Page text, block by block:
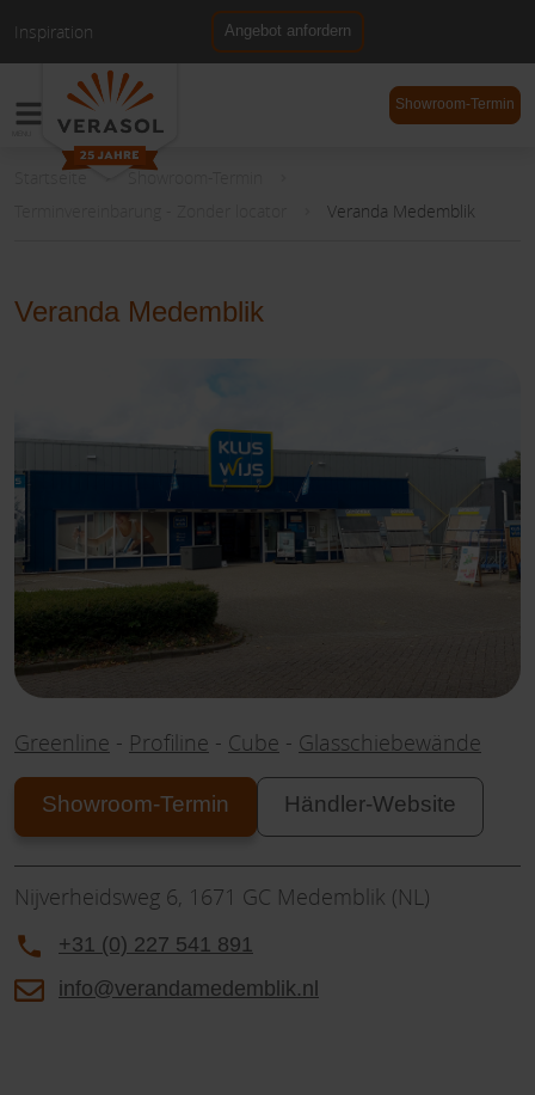
Inspiration Angebot anfordern
DE
Showroom-Termin
Startseite
Showroom-Termin
Veranda Medemblik
Veranda Medemblik
Greenline - Profiline - Cube - Glasschiebewände
Showroom-Termin Händler-Website
Nijverheidsweg 6, 1671 GC Medemblik (NL)
+31 (0) 227 541 891
info@verandamedemblik.nl